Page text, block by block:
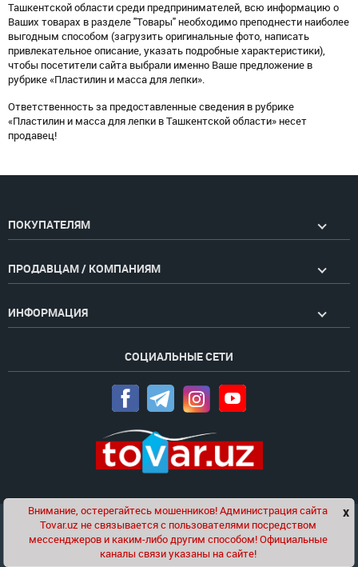
Ташкентской области среди предпринимателей, всю информацию о
Ваших товарах в разделе "Товары" необходимо преподнести наиболее
выгодным способом (загрузить оригинальные фото, написать
привлекательное описание, указать подробные характеристики),
чтобы посетители сайта выбрали именно Ваше предложение в
рубрике «Пластилин и масса для лепки».
Ответственность за предоставленные сведения в рубрике
«Пластилин и масса для лепки в Ташкентской области» несет
продавец!
ПОКУПАТЕЛЯМ
ПРОДАВЦАМ / КОМПАНИЯМ
ИНФОРМАЦИЯ
СОЦИАЛЬНЫЕ СЕТИ
Проект компанииGolden Pages
© 2020-2026 tovar.uz | Все права защищены
Чат x
Внимание, остерегайтесь мошенников! Администрация сайта
Tovar.uz не связывается с пользователями посредством
мессенджеров и каким-либо другим способом! Официальные
каналы связи указаны на сайте!